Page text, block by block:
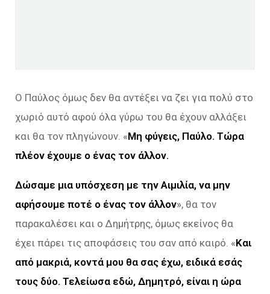
Ο Παύλος όμως δεν θα αντέξει να ζει για πολύ στο
χωριό αυτό αφού όλα γύρω του θα έχουν αλλάξει
και θα τον πληγώνουν. «Μη φύγεις, Παύλο. Τώρα
πλέον έχουμε ο ένας τον άλλον.
Δώσαμε μια υπόσχεση με την Αιμιλία, να μην
αφήσουμε ποτέ ο ένας τον άλλον», θα τον
παρακαλέσει και ο Δημήτρης, όμως εκείνος θα
έχει πάρει τις αποφάσεις του σαν από καιρό. «Και
από μακριά, κοντά μου θα σας έχω, ειδικά εσάς
τους δύο. Τελείωσα εδώ, Δημητρό, είναι η ώρα